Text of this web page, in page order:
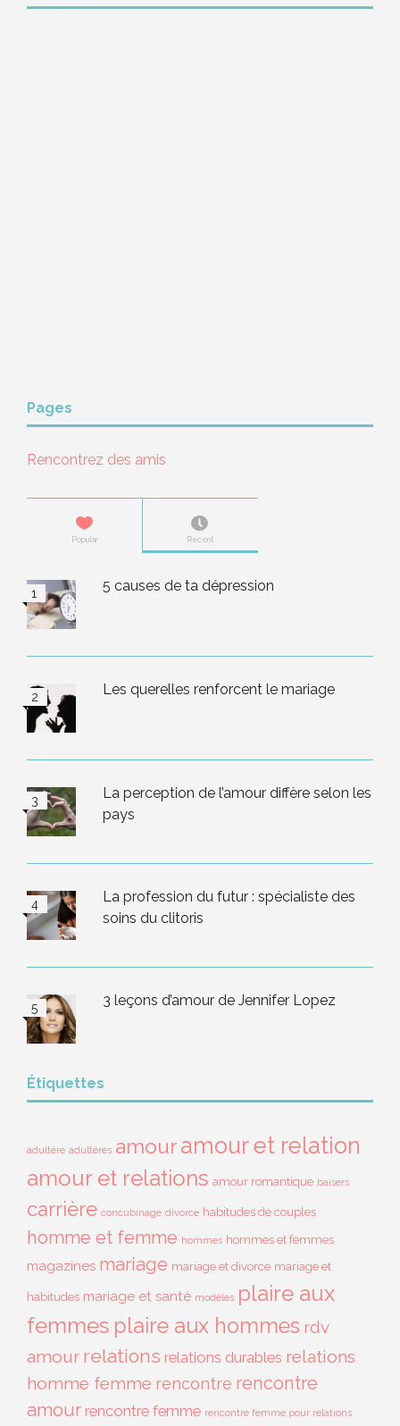
Pages
Rencontrez des amis
Popular Recent
5 causes de ta dépression
Les querelles renforcent le mariage
La perception de l’amour diffère selon les
pays
La profession du futur : spécialiste des
soins du clitoris
3 leçons d’amour de Jennifer Lopez
Étiquettes
adultère adultères amouramour et relation
amour et relations amour romantique baisers
carrière concubinage divorce habitudes de couples
homme et femme hommes hommes et femmes
magazines mariage mariage et divorce mariage et
habitudes mariage et santé modèles plaire aux
femmes plaire aux hommes rdv
amour relations relations durables relations
homme femme rencontre rencontre
amour rencontre femme rencontre femme pour relations